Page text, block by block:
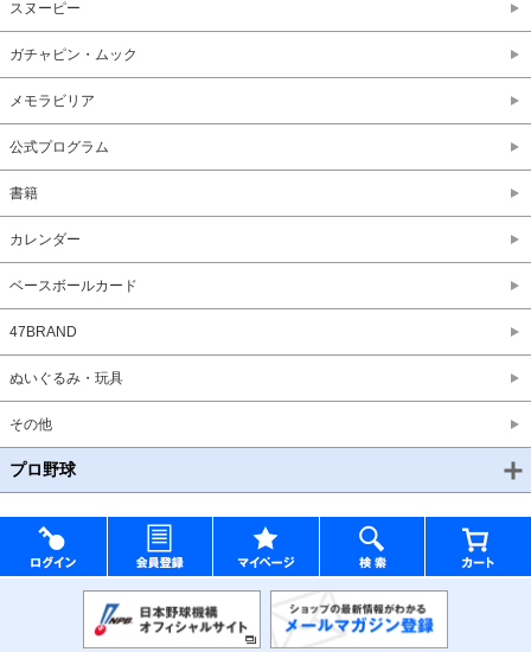
スヌーピー
ガチャピン・ムック
メモラビリア
公式プログラム
書籍
カレンダー
ベースボールカード
47BRAND
ぬいぐるみ・玩具
その他
プロ野球